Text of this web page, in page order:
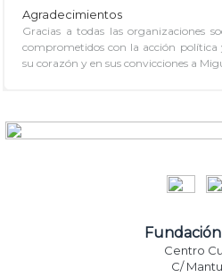
Agradecimientos
Gracias a todas las organizaciones
comprometidos con la acción política
su corazón y en sus convicciones a
Centro
C/